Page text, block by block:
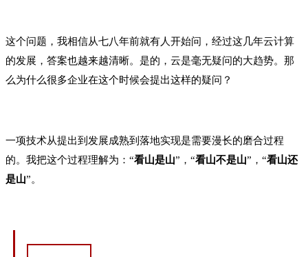
这个问题，我相信从七八年前就有人开始问，经过这几年云计算
的发展，答案也越来越清晰。是的，云是毫无疑问的大趋势。那
么为什么很多企业在这个时候会提出这样的疑问？
一项技术从提出到发展成熟到落地实现是需要漫长的磨合过程
的。我把这个过程理解为：“看山是山”，“看山不是山”，“看山还
是山”。